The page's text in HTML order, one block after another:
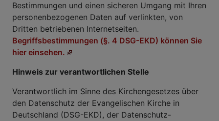
Bestimmungen und einen sicheren Umgang mit Ihren
personenbezogenen Daten auf verlinkten, von
Dritten betriebenen Internetseiten.
Begriffsbestimmungen (§. 4 DSG-EKD) können Sie
hier einsehen.
Hinweis zur verantwortlichen Stelle
Verantwortlich im Sinne des Kirchengesetzes über
den Datenschutz der Evangelischen Kirche in
Deutschland (DSG-EKD), der Datenschutz-